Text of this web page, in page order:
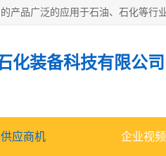
化装备科技有限公司
供应商机 企业视频